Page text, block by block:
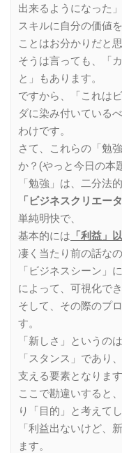
出来るようになった
スキルに自分の価値
ことはお分かりだと
そうは言っても、「
と」もあります。
ですから、「これは
ダに染み付いている
わけです。
さて、これらの「勉
か？(やっと今日の本
「勉強」は、二分法
「ビジネスクリエー
単純明快で、
基本的には 「利益」
凄く当たり前の話なの
「ビジネスシーン」
によって、可視化でき
そして、その際のプ
す。
「新しさ」というの
「スタンス」であり
支える要素となります
ここで勘違いすると
り「目的」と考えてし
「利益出ないけど、
ます。